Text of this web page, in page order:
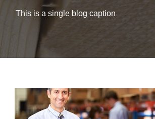
This is a single blog caption